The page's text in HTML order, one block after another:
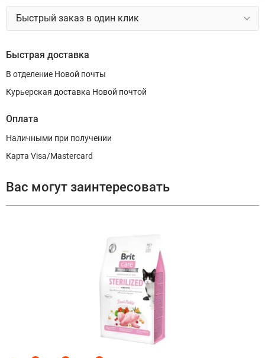
Быстрый заказ в один клик
Быстрая доставка
В отделение Новой почты
Курьерская доставка Новой почтой
Оплата
Наличными при получении
Карта Visa/Mastercard
Вас могут заинтересовать